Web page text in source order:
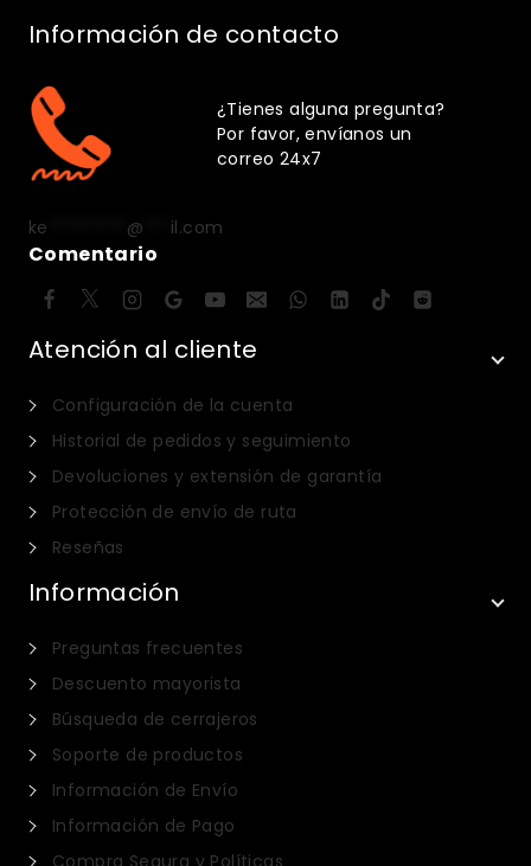
Información de contacto
¿Tienes alguna pregunta?
Por favor, envíanos un
correo 24x7
ke @ il.com
Comentario
Atención al cliente
Configuración de la cuenta
Historial de pedidos y seguimiento
Devoluciones y extensión de garantía
Protección de envío de ruta
Reseñas
Información
Preguntas frecuentes
Descuento mayorista
Búsqueda de cerrajeros
Soporte de productos
Información de Envío
Información de Pago